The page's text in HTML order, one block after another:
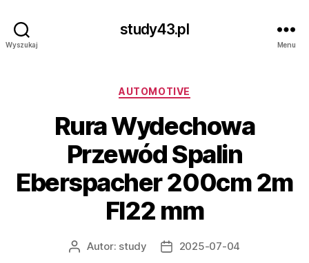
Wyszukaj
study43.pl
Menu
Kategorie
AUTOMOTIVE
Rura Wydechowa
Przewód Spalin
Eberspacher 200cm 2m
FI22 mm
AutorAutor: study
Data2025-07-04